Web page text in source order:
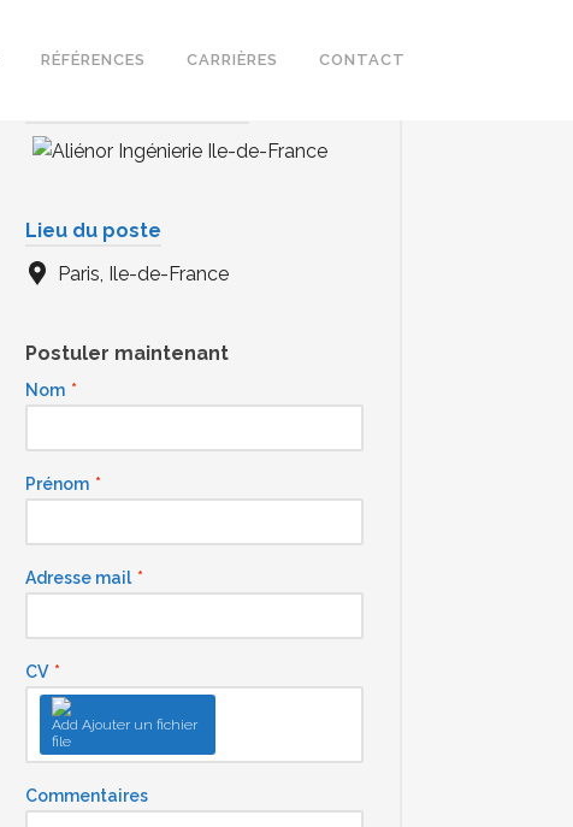
RÉFÉRENCES CARRIÈRES CONTACT
Lieu du poste
Paris, Ile-de-France
Postuler maintenant
Nom *
Prénom *
Adresse mail *
CV *
Ajouter un fichier
Commentaires